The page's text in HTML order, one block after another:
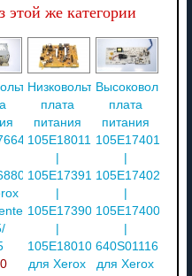
же категории
Низковольтная
плата
питания
105E18011
105E17391
105E17390
105E18010
для Xerox
Высоковольтная
плата
питания
105E17401
105E17402
105E17400
640S01116
для Xerox